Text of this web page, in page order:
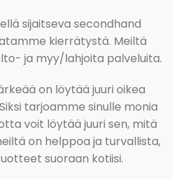
sijaitseva secondhand
kierrätystä. Meiltä
ja myy/lahjoita palveluita.
on löytää juuri oikea
tarjoamme sinulle monia
voit löytää juuri sen, mitä
on helppoa ja turvallista,
suoraan kotiisi.